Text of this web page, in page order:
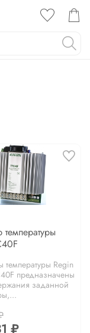
температуры
температуры Regin
предназначены
заданной
₽